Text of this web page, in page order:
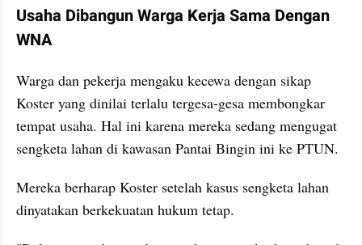
Usaha Dibangun Warga Kerja Sama Dengan
WNA
Warga dan pekerja mengaku kecewa dengan sikap
Koster yang dinilai terlalu tergesa-gesa membongkar
tempat usaha. Hal ini karena mereka sedang mengugat
sengketa lahan di kawasan Pantai Bingin ini ke PTUN.
Mereka berharap Koster setelah kasus sengketa lahan
dinyatakan berkekuatan hukum tetap.